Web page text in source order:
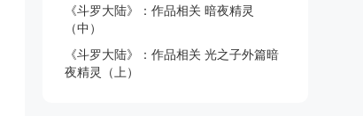
《斗罗大陆》：作品相关 暗夜精灵
（中）
《斗罗大陆》：作品相关 光之子外篇暗
夜精灵（上）